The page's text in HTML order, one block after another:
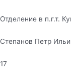
Отделение в п.г.т.
Степанов Петр
17